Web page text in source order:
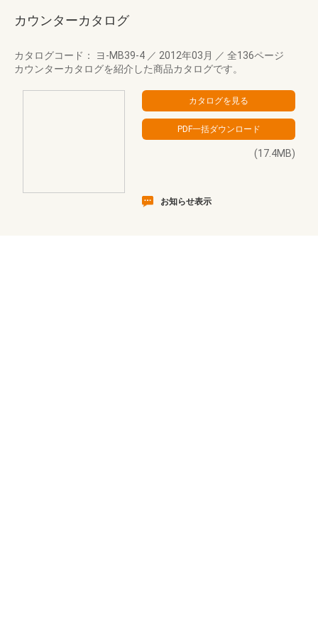
カウンターカタログ
カタログコード： ヨ-MB39-4 ／ 2012年03月 ／ 全136ページ
カウンターカタログを紹介した商品カタログです。
(17.4MB)
お知らせ表示